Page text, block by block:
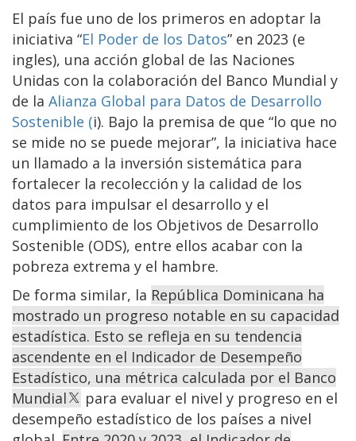
El país fue uno de los primeros en adoptar la
iniciativa “El Poder de los Datos” en 2023 (e
ingles), una acción global de las Naciones
Unidas con la colaboración del Banco Mundial y
de la Alianza Global para Datos de Desarrollo
Sostenible (i). Bajo la premisa de que “lo que no
se mide no se puede mejorar”, la iniciativa hace
un llamado a la inversión sistemática para
fortalecer la recolección y la calidad de los
datos para impulsar el desarrollo y el
cumplimiento de los Objetivos de Desarrollo
Sostenible (ODS), entre ellos acabar con la
pobreza extrema y el hambre.
De forma similar, la República Dominicana ha
mostrado un progreso notable en su capacidad
estadística. Esto se refleja en su tendencia
ascendente en el Indicador de Desempeño
Estadístico, una métrica calculada por el Banco
Mundial
para evaluar el nivel y progreso en el
desempeño estadístico de los países a nivel